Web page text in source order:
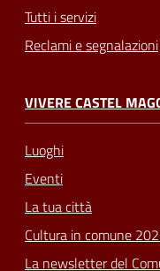
Tutti i servizi
Reclami e segnalazioni
VIVERE CASTEL
Luoghi
Eventi
La tua città
Cultura in comune
La newsletter del